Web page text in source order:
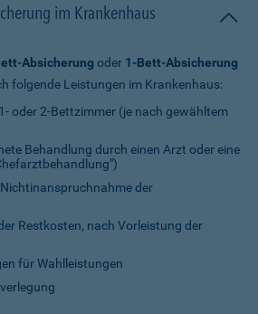
im Krankenhaus
Absicherung oder 1-Bett-Absicherung
folgende Leistungen im Krankenhaus:
oder 2-Bettzimmer (je nach gewähltem
Behandlung durch einen Arzt oder eine
der
Restkosten, nach Vorleistung der
für Wahlleistungen